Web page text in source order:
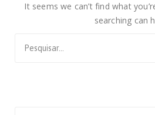
It seems we can’t find what
searching can
for: